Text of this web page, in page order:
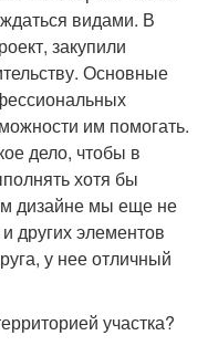
видами. В
закупили
Основные
им помогать.
дело, чтобы в
хотя бы
дизайне мы еще не
других элементов
у нее отличный
участка?